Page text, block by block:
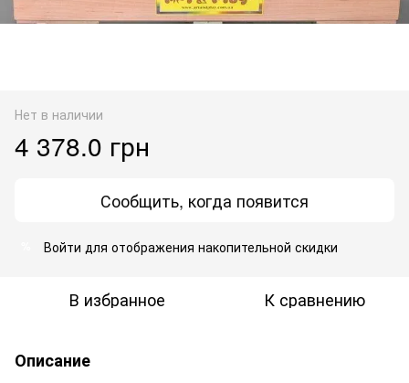
Нет в наличии
4 378.0 грн
Сообщить, когда появится
Войти для отображения накопительной скидки
В избранное К сравнению
Описание